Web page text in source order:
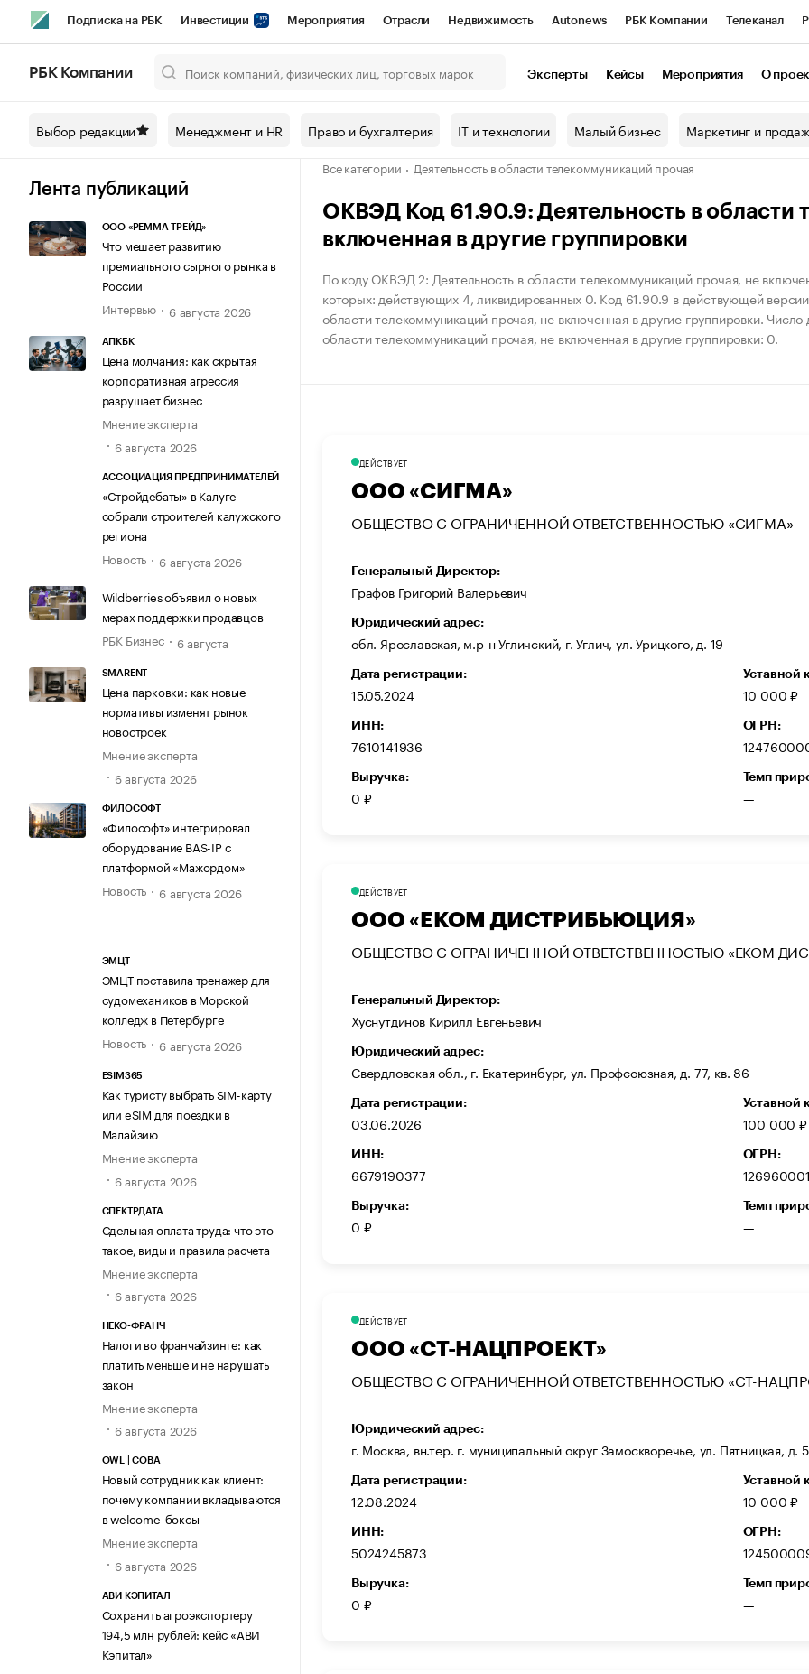
Подписка на РБК Инвестиции Мероприятия Отрасли Недвижимость Autonews РБК Компании Телеканал
Спецпроекты СПб Конференции СПб Спецпроекты Проверка контрагентов
Технологии и медиа
РБК Компании Эксперты Кейсы Мероприятия О
Выбор редакции Менеджмент и HR Право и бухгалтерия IT и технологии Малый бизнес Маркетинг и
Лента публикаций
ООО «РЕММА ТРЕЙД»
Что мешает развитию
премиального сырного рынка в
России
Интервью
6 августа 2026
АПКБК
Цена молчания: как скрытая
корпоративная агрессия
разрушает бизнес
Мнение эксперта
6 августа 2026
АССОЦИАЦИЯ ПРЕДПРИНИМАТЕЛЕЙ
«Стройдебаты» в Калуге
собрали строителей калужского
региона
Новость
6 августа 2026
Wildberries объявил о новых
мерах поддержки продавцов
РБК Бизнес
6 августа
SMARENT
Цена парковки: как новые
нормативы изменят рынок
новостроек
Мнение эксперта
6 августа 2026
ФИЛОСОФТ
«Философт» интегрировал
оборудование BAS-IP с
платформой «Мажордом»
Новость
6 августа 2026
ЭМЦТ
ЭМЦТ поставила тренажер для
судомехаников в Морской
колледж в Петербурге
Новость
6 августа 2026
ESIM365
Как туристу выбрать SIM-карту
или eSIM для поездки в
Малайзию
Мнение эксперта
6 августа 2026
СПЕКТРДАТА
Сдельная оплата труда: что это
такое, виды и правила расчета
Мнение эксперта
6 августа 2026
НЕКО-ФРАНЧ
Налоги во франчайзинге: как
платить меньше и не нарушать
закон
Мнение эксперта
6 августа 2026
OWL | СОВА
Новый сотрудник как клиент:
почему компании вкладываются
в welcome-боксы
Мнение эксперта
6 августа 2026
АВИ КЭПИТАЛ
Сохранить агроэкспортеру
194,5 млн рублей: кейс «АВИ
Кэпитал»
Все категории Деятельность в области телекоммуникаций прочая
ОКВЭД Код 61.90.9: Деятельность в области
включенная в другие группировки
По коду ОКВЭД 2: Деятельность в области телекоммуникаций прочая, не
которых: действующих 4, ликвидированных 0. Код 61.90.9 в действующей
области телекоммуникаций прочая, не включенная в другие группировки.
области телекоммуникаций прочая, не включенная в другие группировки: 0.
ДЕЙСТВУЕТ
ООО «СИГМА»
ОБЩЕСТВО С ОГРАНИЧЕННОЙ ОТВЕТСТВЕННОСТЬЮ «СИГМА»
Генеральный Директор:
Графов Григорий Валерьевич
Юридический адрес:
обл. Ярославская, м.р-н Угличский, г. Углич, ул. Урицкого, д. 19
Дата регистрации:
15.05.2024
Уставной
10 000 ₽
ИНН:
7610141936
ОГРН:
Выручка:
0 ₽
Темп
—
ДЕЙСТВУЕТ
ООО «ЕКОМ ДИСТРИБЬЮЦИЯ»
ОБЩЕСТВО С ОГРАНИЧЕННОЙ ОТВЕТСТВЕННОСТЬЮ «ЕКОМ
Генеральный Директор:
Хуснутдинов Кирилл Евгеньевич
Юридический адрес:
Свердловская обл., г. Екатеринбург, ул. Профсоюзная, д. 77, кв. 86
Дата регистрации:
03.06.2026
Уставной
100 000 ₽
ИНН:
6679190377
ОГРН:
Выручка:
0 ₽
Темп
—
ДЕЙСТВУЕТ
ООО «СТ-НАЦПРОЕКТ»
ОБЩЕСТВО С ОГРАНИЧЕННОЙ ОТВЕТСТВЕННОСТЬЮ «СТ-
Юридический адрес:
г. Москва, вн.тер. г. муниципальный округ Замоскворечье, ул. Пятницкая,
Дата регистрации:
12.08.2024
Уставной
10 000 ₽
ИНН:
5024245873
ОГРН:
Выручка:
0 ₽
Темп
—